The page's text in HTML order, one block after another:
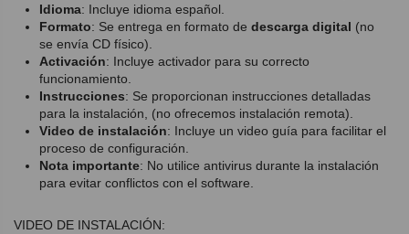
Idioma: Incluye idioma español.
Formato: Se entrega en formato de descarga digital (no
se envía CD físico).
Activación: Incluye activador para su correcto
funcionamiento.
Instrucciones: Se proporcionan instrucciones detalladas
para la instalación, (no ofrecemos instalación remota).
Video de instalación: Incluye un video guía para facilitar el
proceso de configuración.
Nota importante: No utilice antivirus durante la instalación
para evitar conflictos con el software.
VIDEO DE INSTALACIÓN: